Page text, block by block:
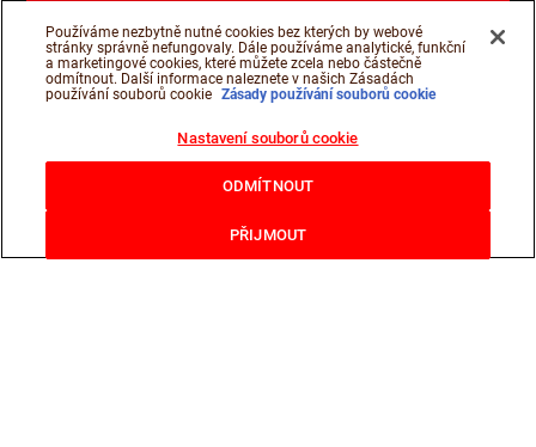
Používáme nezbytně nutné cookies bez kterých by webové
stránky správně nefungovaly. Dále používáme analytické, funkční
a marketingové cookies, které můžete zcela nebo částečně
odmítnout. Další informace naleznete v našich Zásadách
používání souborů cookie Zásady používání souborů cookie
Nastavení souborů cookie
ODMÍTNOUT
PŘIJMOUT